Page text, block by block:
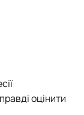
оцінити